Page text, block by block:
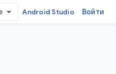
Android Studio Войти